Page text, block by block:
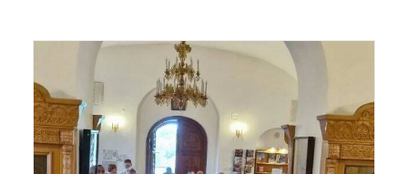
СЕРГИЕВО-ПОСАДСКОЙ
ЕПАРХИИ